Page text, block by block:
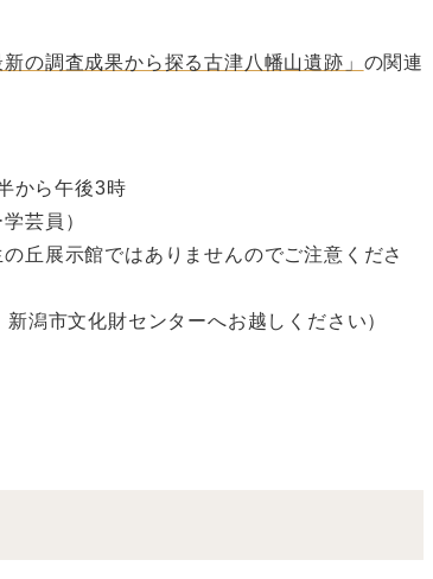
の調査成果から探る古津八幡山遺跡」 の関連
から午後3時
芸員）
丘展示館ではありませんのでご注意くださ
潟市文化財センターへお越しください）